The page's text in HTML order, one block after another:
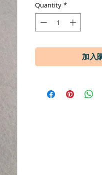
Quantity *